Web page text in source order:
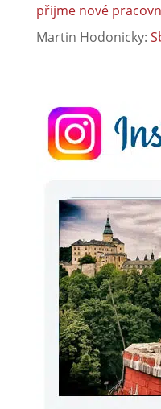
přijme nové
Martin Hodonicky: